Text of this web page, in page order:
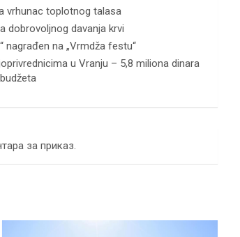
vrhunac toplotnog talasa
dobrovoljnog davanja krvi
nagrađen na „Vrmdža festu“
u Vranju – 5,8 miliona dinara
за приказ.